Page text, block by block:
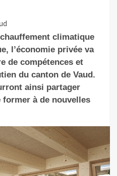
climatique
l’économie privée va
de compétences et
du canton de Vaud.
ainsi partager
former à de nouvelles